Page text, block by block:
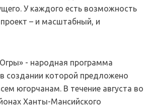
У каждого есть возможность
– и масштабный, и
- народная программа
создании которой предложено
югорчанам. В течение августа во
Ханты-Мансийского